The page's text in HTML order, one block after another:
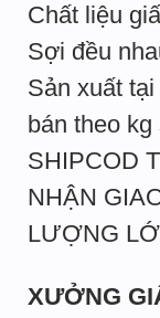
Chất liệu
Sợi đều
Sản xuất
bán theo
SHIPCOD
NHẬN
LƯỢNG
XƯỞNG